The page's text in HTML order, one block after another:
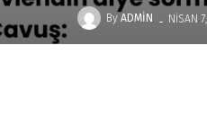
By ADMIN - NISAN